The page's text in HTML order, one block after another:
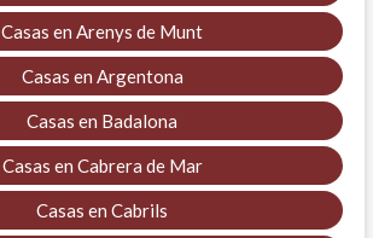
Casas en Arenys de Munt
Casas en Argentona
Casas en Badalona
Casas en Cabrera de Mar
Casas en Cabrils